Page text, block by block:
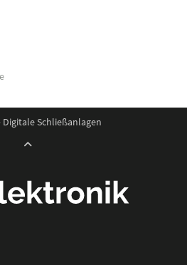
Digitale Schließanlagen